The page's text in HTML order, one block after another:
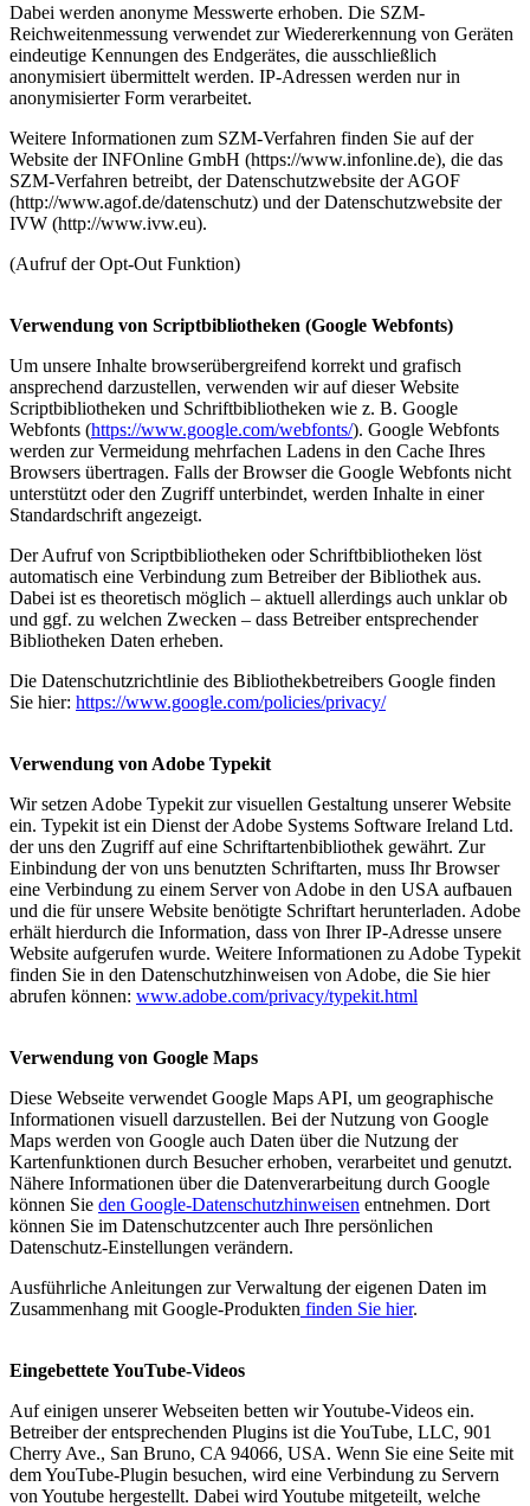
Dabei werden anonyme Messwerte erhoben. Die SZM-
Reichweitenmessung verwendet zur Wiedererkennung von Geräten
eindeutige Kennungen des Endgerätes, die ausschließlich
anonymisiert übermittelt werden. IP-Adressen werden nur in
anonymisierter Form verarbeitet.
Weitere Informationen zum SZM-Verfahren finden Sie auf der
Website der INFOnline GmbH (https://www.infonline.de), die das
SZM-Verfahren betreibt, der Datenschutzwebsite der AGOF
(http://www.agof.de/datenschutz) und der Datenschutzwebsite der
IVW (http://www.ivw.eu).
(Aufruf der Opt-Out Funktion)
Verwendung von Scriptbibliotheken (Google Webfonts)
Um unsere Inhalte browserübergreifend korrekt und grafisch
ansprechend darzustellen, verwenden wir auf dieser Website
Scriptbibliotheken und Schriftbibliotheken wie z. B. Google
Webfonts (https://www.google.com/webfonts/). Google Webfonts
werden zur Vermeidung mehrfachen Ladens in den Cache Ihres
Browsers übertragen. Falls der Browser die Google Webfonts nicht
unterstützt oder den Zugriff unterbindet, werden Inhalte in einer
Standardschrift angezeigt.
Der Aufruf von Scriptbibliotheken oder Schriftbibliotheken löst
automatisch eine Verbindung zum Betreiber der Bibliothek aus.
Dabei ist es theoretisch möglich – aktuell allerdings auch unklar ob
und ggf. zu welchen Zwecken – dass Betreiber entsprechender
Bibliotheken Daten erheben.
Die Datenschutzrichtlinie des Bibliothekbetreibers Google finden
Sie hier: https://www.google.com/policies/privacy/
Verwendung von Adobe Typekit
Wir setzen Adobe Typekit zur visuellen Gestaltung unserer Website
ein. Typekit ist ein Dienst der Adobe Systems Software Ireland Ltd.
der uns den Zugriff auf eine Schriftartenbibliothek gewährt. Zur
Einbindung der von uns benutzten Schriftarten, muss Ihr Browser
eine Verbindung zu einem Server von Adobe in den USA aufbauen
und die für unsere Website benötigte Schriftart herunterladen. Adobe
erhält hierdurch die Information, dass von Ihrer IP-Adresse unsere
Website aufgerufen wurde. Weitere Informationen zu Adobe Typekit
finden Sie in den Datenschutzhinweisen von Adobe, die Sie hier
abrufen können: www.adobe.com/privacy/typekit.html
Verwendung von Google Maps
Diese Webseite verwendet Google Maps API, um geographische
Informationen visuell darzustellen. Bei der Nutzung von Google
Maps werden von Google auch Daten über die Nutzung der
Kartenfunktionen durch Besucher erhoben, verarbeitet und genutzt.
Nähere Informationen über die Datenverarbeitung durch Google
können Sie den Google-Datenschutzhinweisen entnehmen. Dort
können Sie im Datenschutzcenter auch Ihre persönlichen
Datenschutz-Einstellungen verändern.
Ausführliche Anleitungen zur Verwaltung der eigenen Daten im
Zusammenhang mit Google-Produkten finden Sie hier.
Eingebettete YouTube-Videos
Auf einigen unserer Webseiten betten wir Youtube-Videos ein.
Betreiber der entsprechenden Plugins ist die YouTube, LLC, 901
Cherry Ave., San Bruno, CA 94066, USA. Wenn Sie eine Seite mit
dem YouTube-Plugin besuchen, wird eine Verbindung zu Servern
von Youtube hergestellt. Dabei wird Youtube mitgeteilt, welche